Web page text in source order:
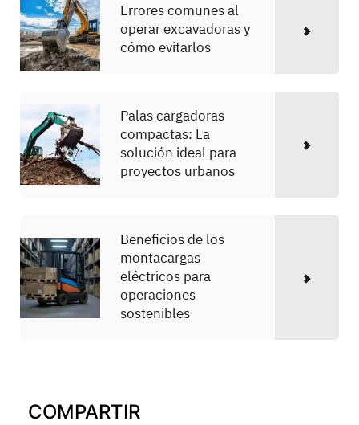
Errores comunes al
operar excavadoras y
cómo evitarlos
Palas cargadoras
compactas: La
solución ideal para
proyectos urbanos
Beneficios de los
montacargas
eléctricos para
operaciones
sostenibles
COMPARTIR